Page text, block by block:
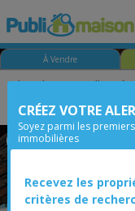
À Vendre
Chambre
Moins de 0$
CRÉEZ VOTRE
Soyez parmi les
immobilières
Recevez les
critères de